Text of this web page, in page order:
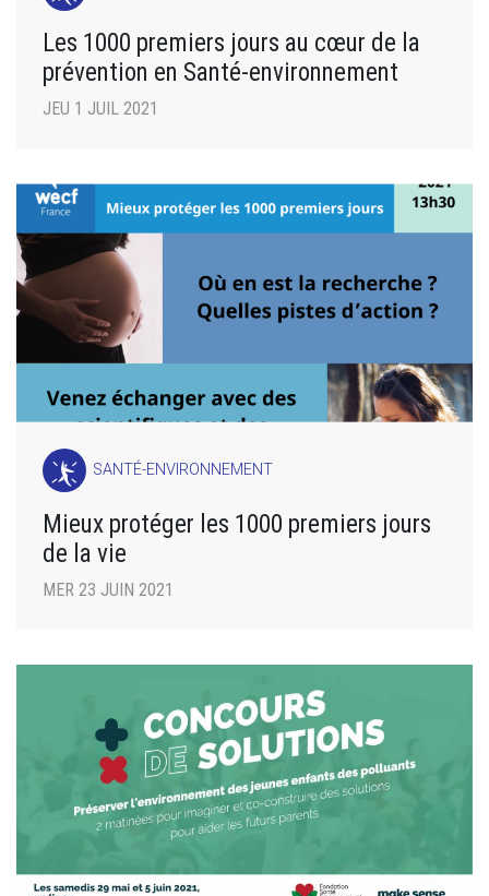
Les 1000 premiers jours au cœur de la
prévention en Santé-environnement
JEU 1 JUIL 2021
SANTÉ-ENVIRONNEMENT
Mieux protéger les 1000 premiers jours
de la vie
MER 23 JUIN 2021